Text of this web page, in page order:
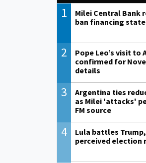
1
Milei Central Bank
ban financing
2
Pope Leo’s visit to
confirmed for
details
3
Argentina ties
as Milei 'attacks'
FM source
4
Lula battles
perceived election